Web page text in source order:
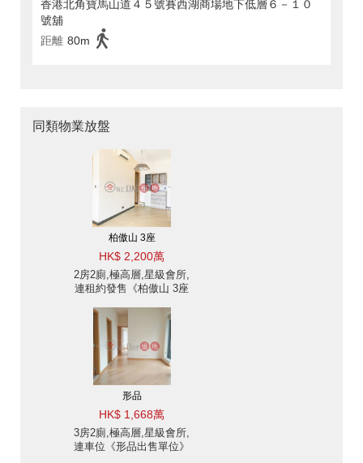
香港北角寶馬山道４５號賽西湖商場地下低層６－１０
號舖
距離 80m
同類物業放盤
柏傲山 3座
HK$ 2,200萬
2房2廁,極高層,星級會所,
連租約發售《柏傲山 3座
形品
HK$ 1,668萬
3房2廁,極高層,星級會所,
連車位《形品出售單位》